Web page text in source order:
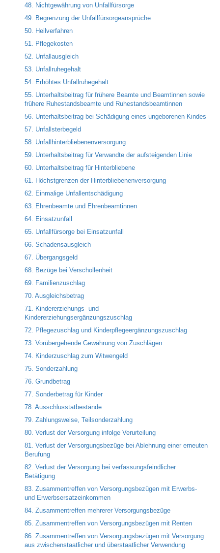
48. Nichtgewährung von Unfallfürsorge
49. Begrenzung der Unfallfürsorgeansprüche
50. Heilverfahren
51. Pflegekosten
52. Unfallausgleich
53. Unfallruhegehalt
54. Erhöhtes Unfallruhegehalt
55. Unterhaltsbeitrag für frühere Beamte und Beamtinnen sowie
frühere Ruhestandsbeamte und Ruhestandsbeamtinnen
56. Unterhaltsbeitrag bei Schädigung eines ungeborenen Kindes
57. Unfallsterbegeld
58. Unfallhinterbliebenenversorgung
59. Unterhaltsbeitrag für Verwandte der aufsteigenden Linie
60. Unterhaltsbeitrag für Hinterbliebene
61. Höchstgrenzen der Hinterbliebenenversorgung
62. Einmalige Unfallentschädigung
63. Ehrenbeamte und Ehrenbeamtinnen
64. Einsatzunfall
65. Unfallfürsorge bei Einsatzunfall
66. Schadensausgleich
67. Übergangsgeld
68. Bezüge bei Verschollenheit
69. Familienzuschlag
70. Ausgleichsbetrag
71. Kindererziehungs- und
Kindererziehungsergänzungszuschlag
72. Pflegezuschlag und Kinderpflegeergänzungszuschlag
73. Vorübergehende Gewährung von Zuschlägen
74. Kinderzuschlag zum Witwengeld
75. Sonderzahlung
76. Grundbetrag
77. Sonderbetrag für Kinder
78. Ausschlusstatbestände
79. Zahlungsweise, Teilsonderzahlung
80. Verlust der Versorgung infolge Verurteilung
81. Verlust der Versorgungsbezüge bei Ablehnung einer erneuten
Berufung
82. Verlust der Versorgung bei verfassungsfeindlicher
Betätigung
83. Zusammentreffen von Versorgungsbezügen mit Erwerbs-
und Erwerbsersatzeinkommen
84. Zusammentreffen mehrerer Versorgungsbezüge
85. Zusammentreffen von Versorgungsbezügen mit Renten
86. Zusammentreffen von Versorgungsbezügen mit Versorgung
aus zwischenstaatlicher und überstaatlicher Verwendung